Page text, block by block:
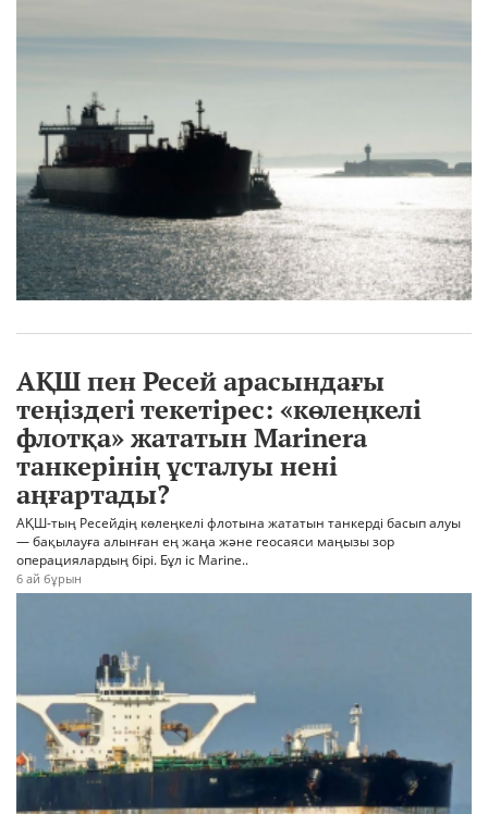
АҚШ пен Ресей арасындағы
теңіздегі текетірес: «көлеңкелі
флотқа» жататын Marinera
танкерінің ұсталуы нені
аңғартады?
АҚШ-тың Ресейдің көлеңкелі флотына жататын танкерді басып алуы
— бақылауға алынған ең жаңа және геосаяси маңызы зор
операциялардың бірі. Бұл іс Marine..
6 ай бұрын